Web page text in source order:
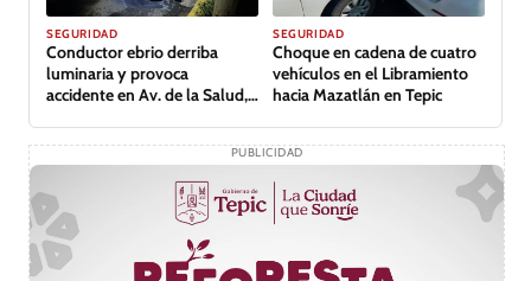
GALERÍA
SEGURIDAD
Conductor ebrio derriba
luminaria y provoca
accidente en Av. de la Salud,
SEGURIDAD
Choque en cadena de cuatro
vehículos en el Libramiento
hacia Mazatlán en Tepic
PUBLICIDAD